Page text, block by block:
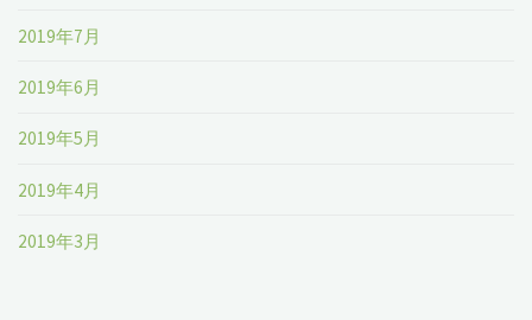
2019年7月
2019年6月
2019年5月
2019年4月
2019年3月